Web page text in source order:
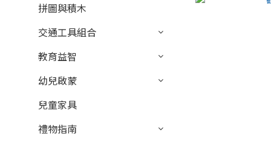
拼圖與積木
交通工具組合
教育益智
幼兒啟蒙
兒童家具
禮物指南